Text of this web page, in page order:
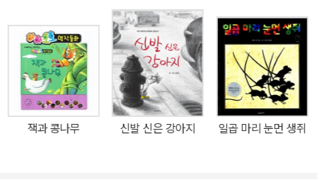
잭과 콩나무 신발 신은 강아지 일곱 마리 눈먼 생쥐